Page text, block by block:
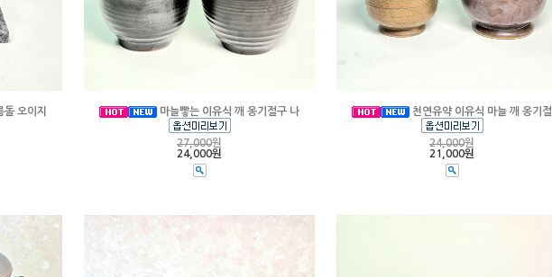
돌 오이지 마늘빻는 이유식 깨 옹기절구 나
27,000원
24,000원
천연유약 이유식 마늘 깨 옹기절
24,000원
21,000원